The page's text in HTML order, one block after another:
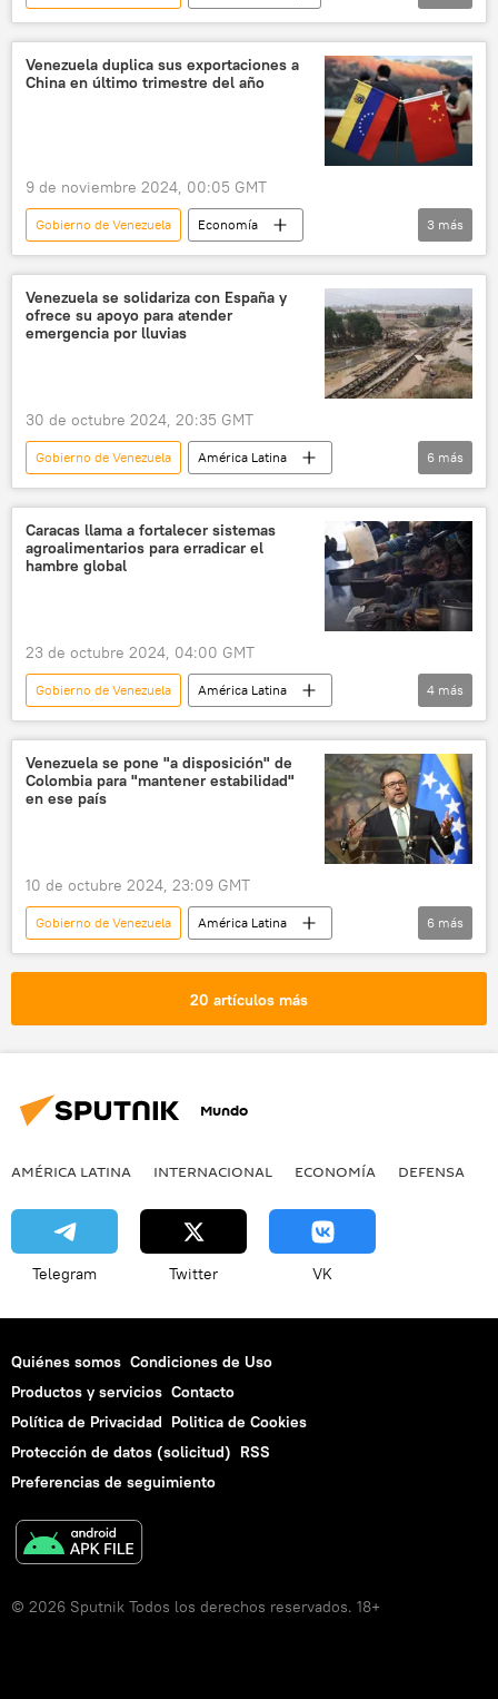
Yván Gil
política
Pakistán
terrorismo
Venezuela duplica sus exportaciones a
China en último trimestre del año
9 de noviembre 2024, 00:05 GMT
Gobierno de Venezuela
Economía
📈 Mercados y finanzas
Venezuela
China
3 más
Venezuela se solidariza con España y
ofrece su apoyo para atender
emergencia por lluvias
30 de octubre 2024, 20:35 GMT
Gobierno de Venezuela
América Latina
España
lluvias
lluvias torrenciales
desastres naturales
Venezuela
Valencia
6 más
Caracas llama a fortalecer sistemas
agroalimentarios para erradicar el
hambre global
23 de octubre 2024, 04:00 GMT
Gobierno de Venezuela
América Latina
Venezuela
ONU
hambre
sociedad
4 más
Venezuela se pone "a disposición" de
Colombia para "mantener estabilidad"
en ese país
10 de octubre 2024, 23:09 GMT
Gobierno de Venezuela
América Latina
política
Gustavo Petro
Yván Gil
Caracas
6 más
20 artículos más
Mundo
AMÉRICA LATINA INTERNACIONAL ECONOMÍA DEFENSA
Telegram Twitter VK
Quiénes somos Condiciones de Uso
Productos y servicios Contacto
Política de Privacidad Politica de Cookies
Protección de datos (solicitud) RSS
Preferencias de seguimiento
© 2026 Sputnik Todos los derechos reservados. 18+